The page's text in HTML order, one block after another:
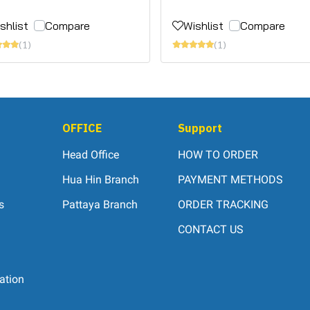
Compare
(1)
Wishlist Compare
(1)
OFFICE
Head Office
Hua Hin Branch
Pattaya Branch
Support
HOW TO ORDER
PAYMENT METHODS
ORDER TRACKING
CONTACT US